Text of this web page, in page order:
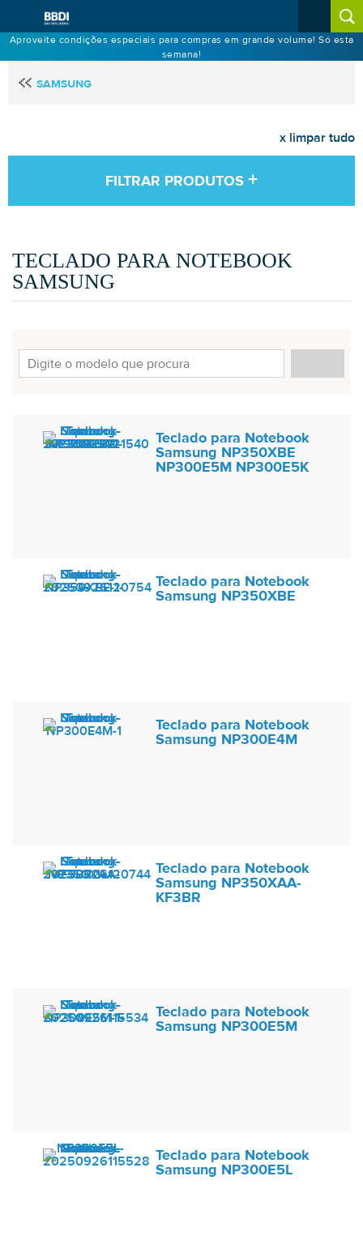
Aproveite condições especiais para compras em grande volume! Só esta
semana!
SAMSUNG
x limpar tudo
FILTRAR PRODUTOS +
TECLADO PARA NOTEBOOK
SAMSUNG
Teclado para Notebook
Samsung NP350XBE
NP300E5M NP300E5K
Teclado para Notebook
Samsung NP350XBE
Teclado para Notebook
Samsung NP300E4M
Teclado para Notebook
Samsung NP350XAA-
KF3BR
Teclado para Notebook
Samsung NP300E5M
Teclado para Notebook
Samsung NP300E5L